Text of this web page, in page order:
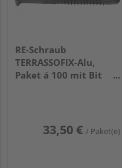
RE-Schraub
TERRASSOFIX-Alu,
Paket á 100 mit Bit
33,50 € / Paket(e)